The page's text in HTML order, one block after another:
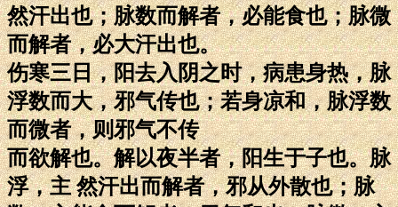
然汗出也；脉数而解者，必能食也；脉微
而解者，必大汗出也。
伤寒三日，阳去入阴之时，病患身热，脉
浮数而大，邪气传也；若身凉和，脉浮数
而微者，则邪气不传
而欲解也。解以夜半者，阳生于子也。脉
浮，主 然汗出而解者，邪从外散也；脉